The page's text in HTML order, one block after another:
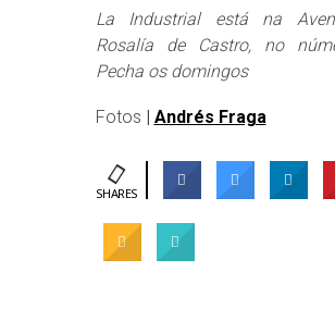
La Industrial está na
Rosalía de Castro, no
Pecha os domingos
Fotos | Andrés Fraga
SHARES